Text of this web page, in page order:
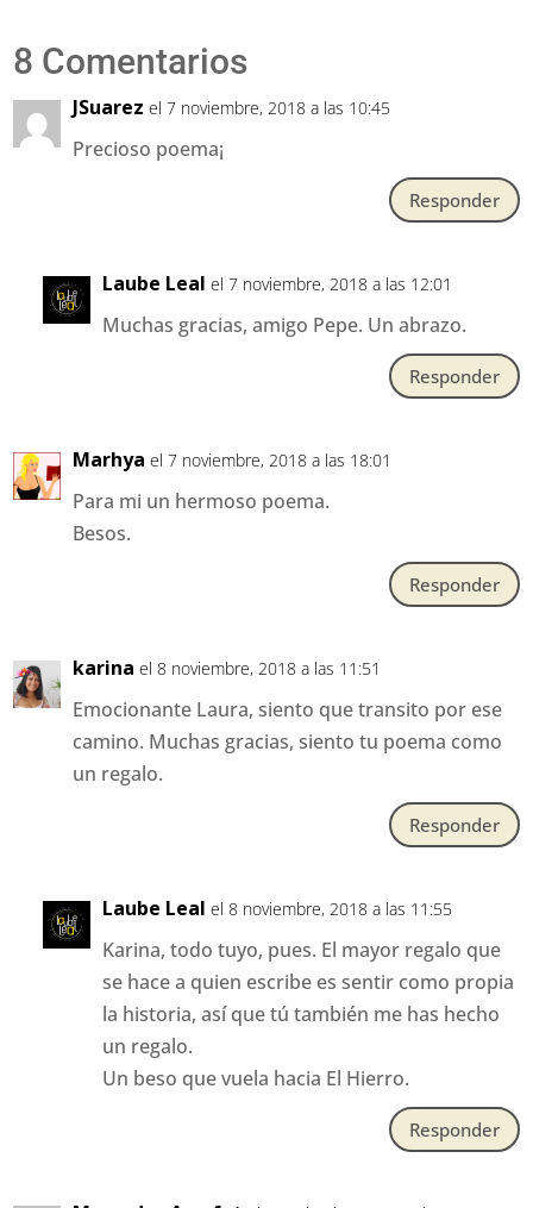
8 Comentarios
JSuarez el 7 noviembre, 2018 a las 10:45
Precioso poema¡
Responder
Laube Leal el 7 noviembre, 2018 a las 12:01
Muchas gracias, amigo Pepe. Un abrazo.
Responder
Marhya el 7 noviembre, 2018 a las 18:01
Para mi un hermoso poema.
Besos.
Responder
karina el 8 noviembre, 2018 a las 11:51
Emocionante Laura, siento que transito por ese
camino. Muchas gracias, siento tu poema como
un regalo.
Responder
Laube Leal el 8 noviembre, 2018 a las 11:55
Karina, todo tuyo, pues. El mayor regalo que
se hace a quien escribe es sentir como propia
la historia, así que tú también me has hecho
un regalo.
Un beso que vuela hacia El Hierro.
Responder